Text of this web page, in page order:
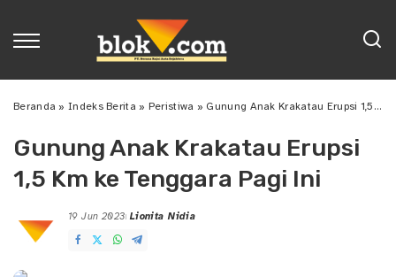
Beranda »Indeks Berita » Peristiwa » Gunung Anak Krakatau Erupsi 1,5 Km ke Tenggara Pagi Ini
Gunung Anak Krakatau Erupsi
1,5 Km ke Tenggara Pagi Ini
19 Jun 2023
Posted
by
Lionita Nidia